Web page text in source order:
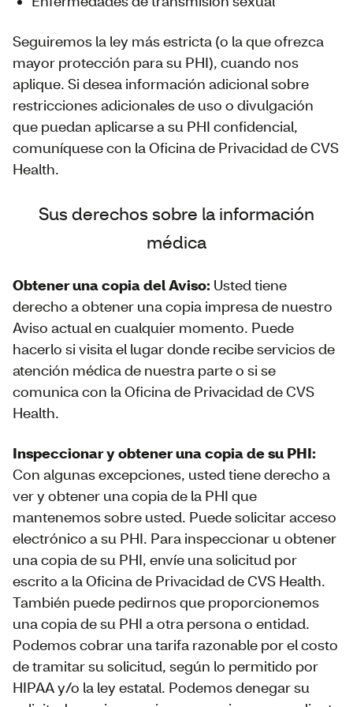
Seguiremos la ley más estricta (o la que ofrezca
mayor protección para su PHI), cuando nos
aplique. Si desea información adicional sobre
restricciones adicionales de uso o divulgación
que puedan aplicarse a su PHI confidencial,
comuníquese con la Oficina de Privacidad de CVS
Health.
Sus derechos sobre la información
médica
Obtener una copia del Aviso: Usted tiene
derecho a obtener una copia impresa de nuestro
Aviso actual en cualquier momento. Puede
hacerlo si visita el lugar donde recibe servicios de
atención médica de nuestra parte o si se
comunica con la Oficina de Privacidad de CVS
Health.
Inspeccionar y obtener una copia de su PHI:
Con algunas excepciones, usted tiene derecho a
ver y obtener una copia de la PHI que
mantenemos sobre usted. Puede solicitar acceso
electrónico a su PHI. Para inspeccionar u obtener
una copia de su PHI, envíe una solicitud por
escrito a la Oficina de Privacidad de CVS Health.
También puede pedirnos que proporcionemos
una copia de su PHI a otra persona o entidad.
Podemos cobrar una tarifa razonable por el costo
de tramitar su solicitud, según lo permitido por
HIPAA y/o la ley estatal. Podemos denegar su